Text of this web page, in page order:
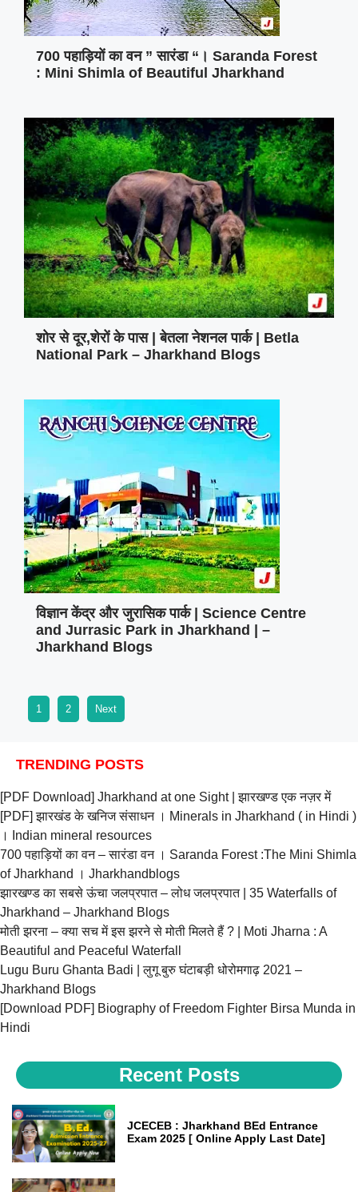
700 पहाड़ियों का वन ” सारंडा “। Saranda Forest
: Mini Shimla of Beautiful Jharkhand
शोर से दूर,शेरों के पास | बेतला नेशनल पार्क | Betla
National Park – Jharkhand Blogs
विज्ञान केंद्र और जुरासिक पार्क | Science Centre
and Jurrasic Park in Jharkhand | –
Jharkhand Blogs
1 2 Next
TRENDING POSTS
[PDF Download] Jharkhand at one Sight | झारखण्ड एक नज़र में
[PDF] झारखंड के खनिज संसाधन । Minerals in Jharkhand ( in Hindi )
। Indian mineral resources
700 पहाड़ियों का वन – सारंडा वन । Saranda Forest :The Mini Shimla
of Jharkhand । Jharkhandblogs
झारखण्ड का सबसे ऊंचा जलप्रपात – लोध जलप्रपात | 35 Waterfalls of
Jharkhand – Jharkhand Blogs
मोती झरना – क्या सच में इस झरने से मोती मिलते हैं ? | Moti Jharna : A
Beautiful and Peaceful Waterfall
Lugu Buru Ghanta Badi | लुगू बुरु घंटाबड़ी धोरोमगाढ़ 2021 –
Jharkhand Blogs
[Download PDF] Biography of Freedom Fighter Birsa Munda in
Hindi
Recent Posts
JCECEB : Jharkhand BEd Entrance
Exam 2025 [ Online Apply Last Date]